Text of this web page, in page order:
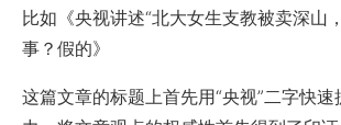
比如《央视讲述“北大女生支教被卖深山
事？假的》
这篇文章的标题上首先用“央视”二字快